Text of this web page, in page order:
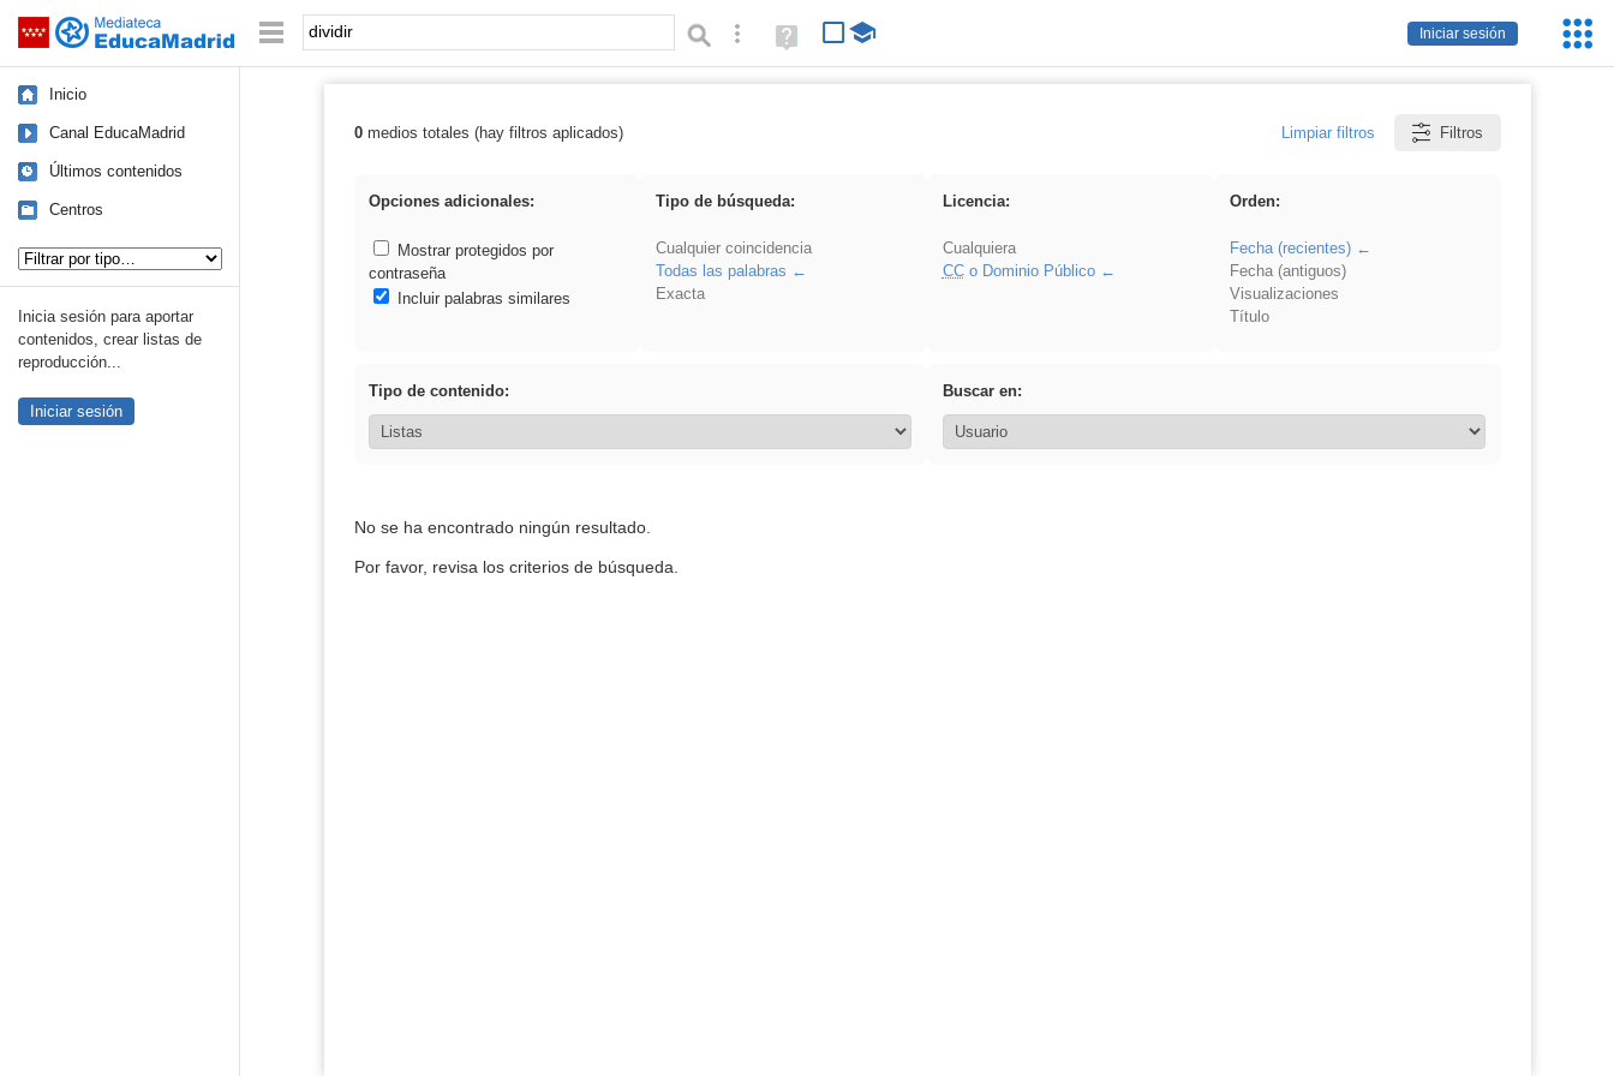
Saltar navegación
Iniciar sesión
Palabra o frase: Búsqueda avanzada
Ayuda
(en
Inicio
Canal EducaMadrid
Últimos contenidos
Centros
Inicia sesión para aportar
contenidos, crear listas de
reproducción...
Iniciar sesión
Resultados de: dividir
0medios totales (hay filtros aplicados) Limpiar filtros Filtros
Opciones adicionales:
Mostrar protegidos por
contraseña
Incluir palabras similares
Tipo de búsqueda:
Cualquier coincidencia
Todas las palabras
Exacta
Licencia:
Cualquiera
CCo Dominio Público
Orden:
Fecha (recientes)
Fecha (antiguos)
Visualizaciones
Título
Tipo de contenido: Buscar en:
No se ha encontrado ningún resultado.
Por favor, revisa los criterios de búsqueda.